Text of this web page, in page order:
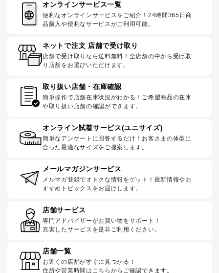
オンラインサービス一覧
便利なオンラインサービスをご紹介！24時間365日商
品購入や便利なサービスがご利用可能。
ネットで注文 店舗で受け取り
店舗で受け取りなら送料無料！全店舗の中から受け取
り店舗をお選びいただけます。
取り扱い店舗・在庫確認
簡単操作で店舗在庫状況がわかる！ご希望商品の在庫
や取り扱い店舗の確認ができます。
オンライン試着サービス(ユニサイズ)
簡単なアンケートに回答するだけ！お客さまの体型に
合った最適なサイズをご提案します。
メールマガジンサービス
メルマガ登録でオトクな情報をゲット！最新情報やお
すすめトピックスをお届けします。
店舗サービス
専門アドバイザーがお買い物をサポート！
充実したサービスを是非ご利用ください。
店舗一覧
お近くの店舗がすぐに見つかる！
住所や営業時間はこちらからご確認できます。